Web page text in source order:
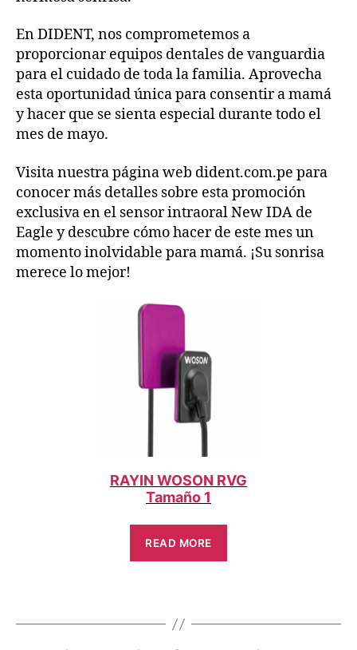
En DIDENT, nos comprometemos a
proporcionar equipos dentales de vanguardia
para el cuidado de toda la familia. Aprovecha
esta oportunidad única para consentir a mamá
y hacer que se sienta especial durante todo el
mes de mayo.
Visita nuestra página web dident.com.pe para
conocer más detalles sobre esta promoción
exclusiva en el sensor intraoral New IDA de
Eagle y descubre cómo hacer de este mes un
momento inolvidable para mamá. ¡Su sonrisa
merece lo mejor!
RAYIN WOSON RVG
Tamaño 1
READ MORE